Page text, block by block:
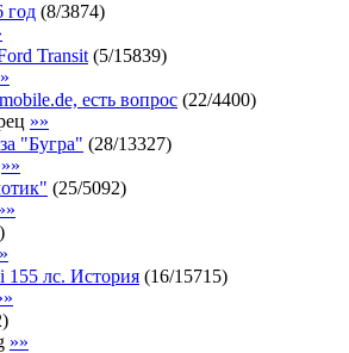
год (8/3874)
Transit (5/15839)
есть вопрос (22/4400)
»»
"Бугра" (28/13327)
»»
(25/5092)
)
155 лс. История (16/15715)
)
»»